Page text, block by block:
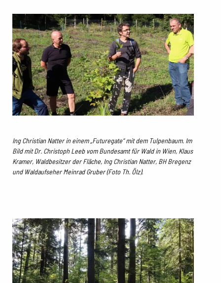
Ing Christian Natter in einem „Futuregate“ mit dem Tulpenbaum. Im
Bild mit Dr. Christoph Leeb vom Bundesamt für Wald in Wien, Klaus
Kramer, Waldbesitzer der Fläche, Ing Christian Natter, BH Bregenz
und Waldaufseher Meinrad Gruber(Foto Th. Ölz).